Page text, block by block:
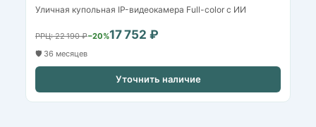
Уличная купольная IP-видеокамера Full-color с ИИ
РРЦ: 22 190 ₽−20%17 752 ₽
🛡️ 36 месяцев
Уточнить наличие